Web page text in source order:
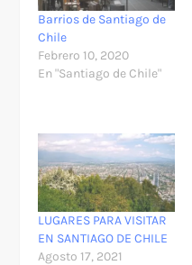
Barrios de Santiago de
Chile
Febrero 10, 2020
En "Santiago de Chile"
LUGARES PARA VISITAR
EN SANTIAGO DE CHILE
Agosto 17, 2021